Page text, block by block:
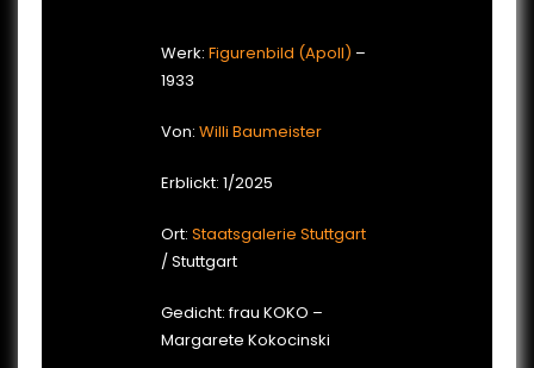
Werk: Figurenbild (Apoll) –
1933
Von: Willi Baumeister
Erblickt: 1/2025
Ort: Staatsgalerie Stuttgart
/ Stuttgart
Gedicht: frau KOKO –
Margarete Kokocinski